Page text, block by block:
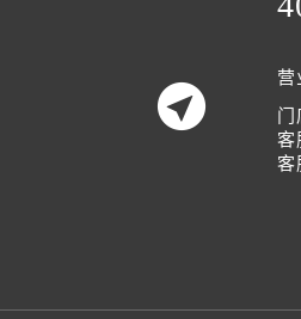

营
门
客
客